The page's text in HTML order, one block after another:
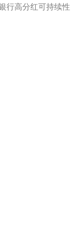
行高分红可持续性